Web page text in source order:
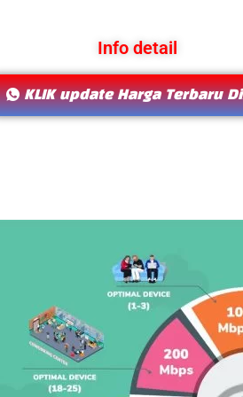
Info detail
KLIK update Harga Terbaru